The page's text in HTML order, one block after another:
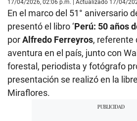
17/04/2026, 02:06 p.m. | Actualizado 17/04/
En el marco del 51° aniversario
presentó el libro ‘Perú: 50 años
porAlfredo Ferreyros, referente
aventura en el país, junto con
forestal, periodista y fotógrafo
presentación se realizó en la
Miraflores.